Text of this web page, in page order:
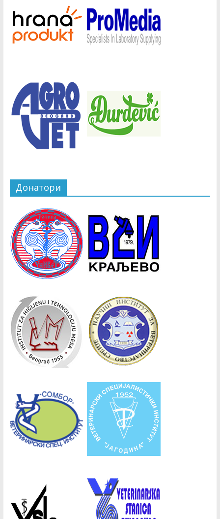
Донатори
Copyright © 2026 . Сва права задржана.